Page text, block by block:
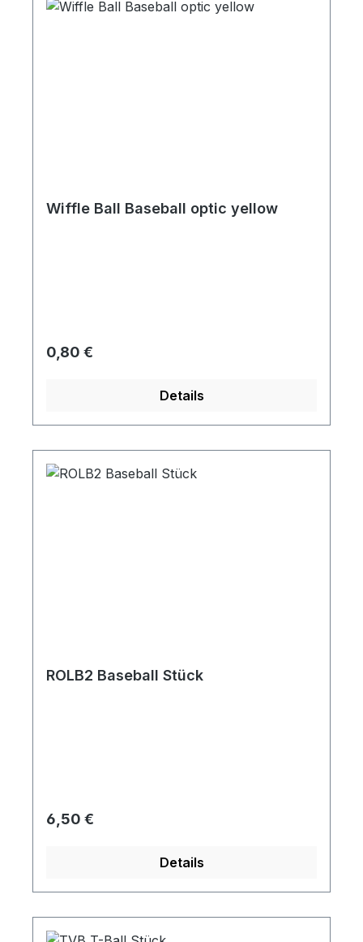
Wiffle Ball Baseball optic yellow
Regulärer Preis:
0,80 €
Details
ROLB2 Baseball Stück
Regulärer Preis:
6,50 €
Details